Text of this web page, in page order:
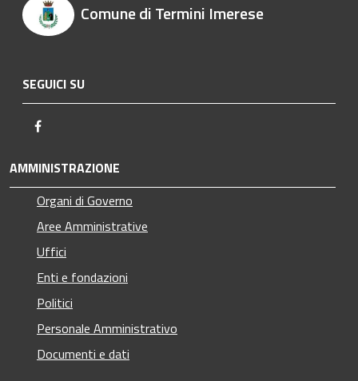
Comune di Termini Imerese
SEGUICI SU
AMMINISTRAZIONE
Organi di Governo
Aree Amministrative
Uffici
Enti e fondazioni
Politici
Personale Amministrativo
Documenti e dati